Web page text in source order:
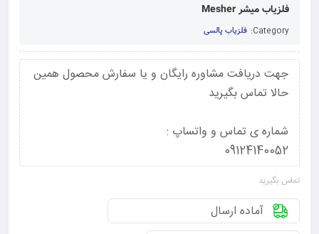
فلزیاب میشر Mesher
Category: فلزیاب پالسی
جهت دریافت مشاوره رایگان و یا سفارش محصول همین
حالا تماس بگیرید
شماره ی تماس و واتساپ :
09124140052
تماس بگیرید
آماده ارسال